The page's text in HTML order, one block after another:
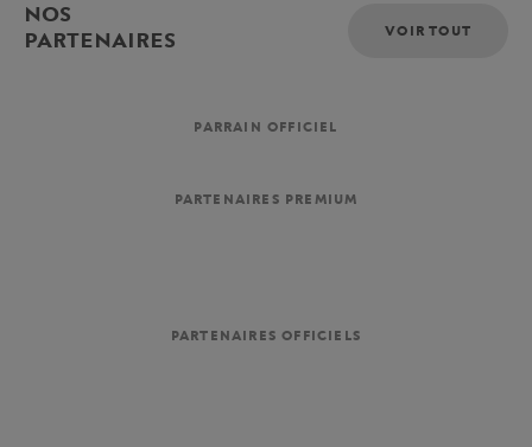
NOS
PARTENAIRES
VOIR TOUT
PARRAIN OFFICIEL
PARTENAIRES PREMIUM
PARTENAIRES OFFICIELS